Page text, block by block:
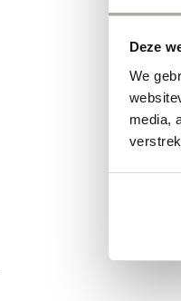
Deze
We
media,